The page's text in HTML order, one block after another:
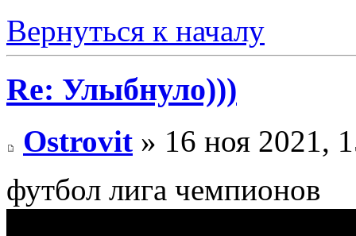
Вернуться к началу
Re: Улыбнуло)))
Ostrovit » 16 ноя 2021,
футбол лига чемпионов